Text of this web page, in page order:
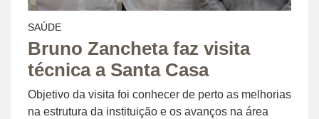
SAÚDE
Bruno Zancheta faz visita
técnica a Santa Casa
Objetivo da visita foi conhecer de perto as melhorias
na estrutura da instituição e os avanços na área